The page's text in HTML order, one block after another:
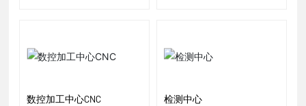
数控加工中心CNC 检测中心